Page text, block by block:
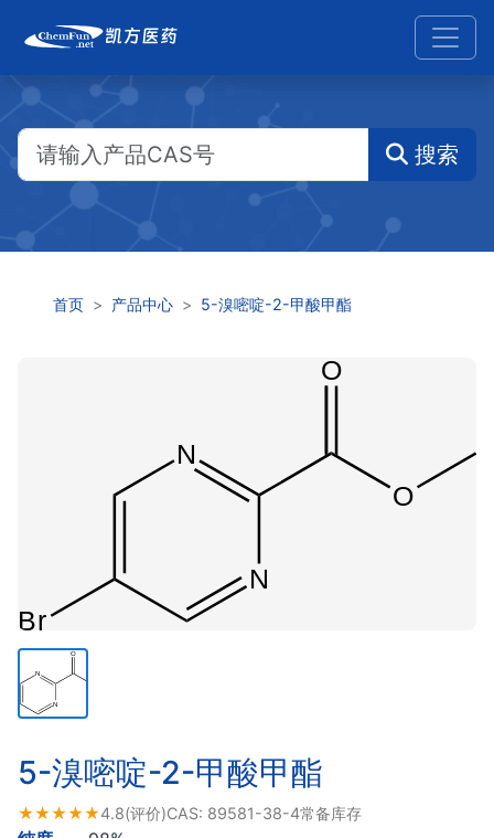
搜索
首页 产品中心 5-溴嘧啶-2-甲酸甲酯
5-溴嘧啶-2-甲酸甲酯
★★★★★4.8(评价)CAS: 89581-38-4常备库存